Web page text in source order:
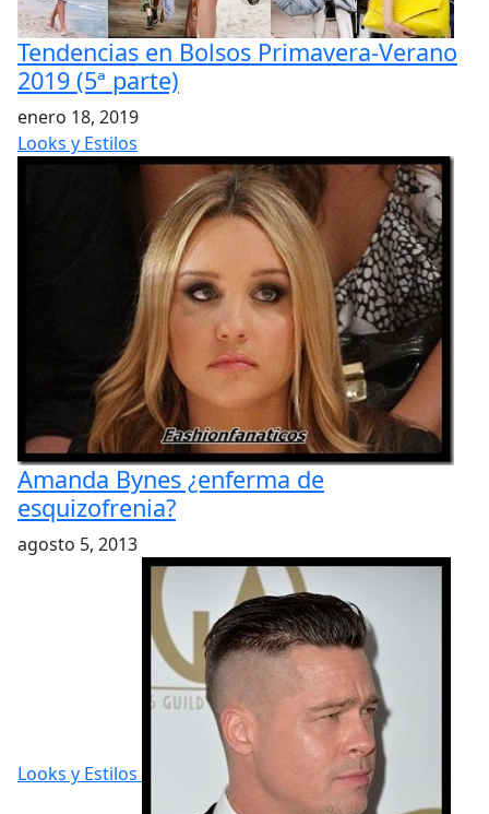
Tendencias en Bolsos Primavera-Verano
2019 (5ª parte)
enero 18, 2019
Looks y Estilos
Amanda Bynes ¿enferma de
esquizofrenia?
agosto 5, 2013
Looks y Estilos